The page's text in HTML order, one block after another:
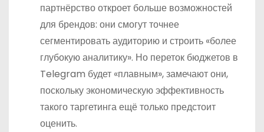
партнёрство откроет больше возможностей
для брендов: они смогут точнее
сегментировать аудиторию и строить «более
глубокую аналитику». Но переток бюджетов в
Telegram будет «плавным», замечают они,
поскольку экономическую эффективность
такого таргетинга ещё только предстоит
оценить.